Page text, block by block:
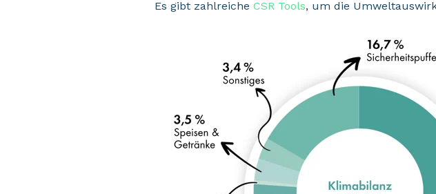
Es gibt zahlreiche CSR Tools, um die